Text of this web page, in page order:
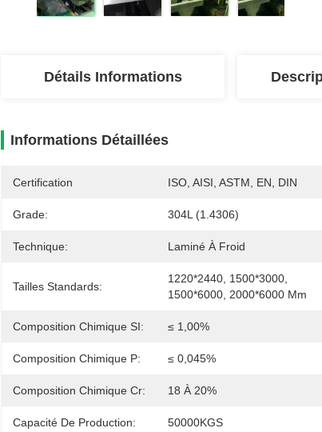
Détails Informations
Informations Détaillées
Certification ISO, AISI, ASTM, EN, DIN
Grade: 304L (1.4306)
Technique: Laminé À Froid
Tailles Standards:
1220*2440, 1500*3000,
1500*6000, 2000*6000 Mm
Composition Chimique SI: ≤ 1,00%
Composition Chimique P: ≤ 0,045%
Composition Chimique Cr: 18 À 20%
Capacité De Production: 50000KGS